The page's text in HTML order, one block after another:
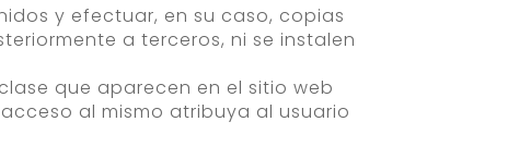
y efectuar, en su caso, copias
a terceros, ni se instalen
que aparecen en el sitio web
acceso al mismo atribuya al usuario